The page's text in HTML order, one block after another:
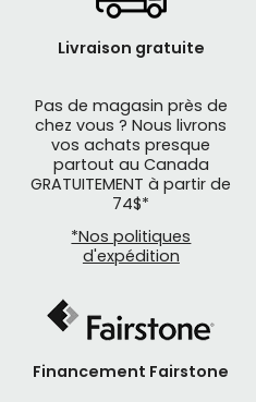
Livraison gratuite
Pas de magasin près de
chez vous ? Nous livrons
vos achats presque
partout au Canada
GRATUITEMENT à partir de
74$*
*Nos politiques
d'expédition
Financement Fairstone